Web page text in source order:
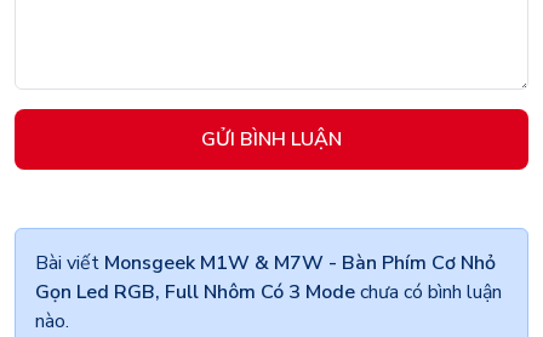
GỬI BÌNH LUẬN
Bài viết Monsgeek M1W & M7W - Bàn Phím Cơ Nhỏ
Gọn Led RGB, Full Nhôm Có 3 Modechưa có bình luận
nào.